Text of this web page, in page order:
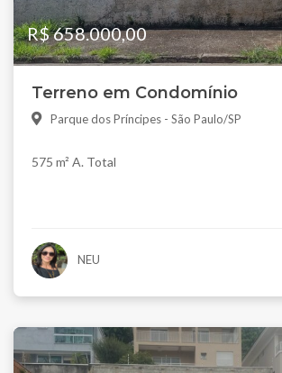
R$ 658.000,00
Terreno em Condomínio
Parque dos Príncipes - São Paulo/SP
575 m² A. Total
NEU